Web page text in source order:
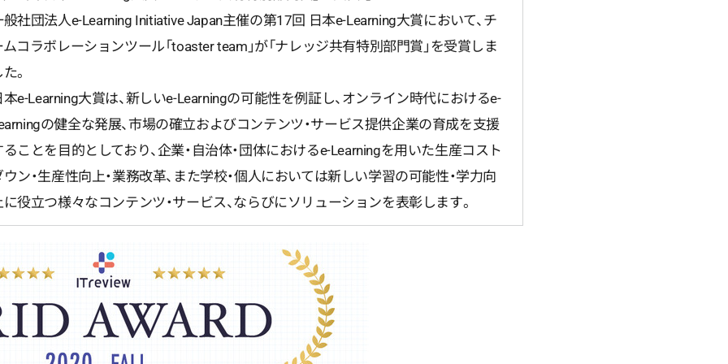
般社団法人e-Learning Initiative Japan主催の第17回 日本e-Learning大賞において、チ
ムコラボレーションツール「toaster team」が「ナレッジ共有特別部門賞」を受賞しま
。
本e-Learning大賞は、新しいe-Learningの可能性を例証し、オンライン時代におけるe-
の健全な発展、市場の確立およびコンテンツ・サービス提供企業の育成を支援
ることを目的としており、企業・自治体・団体におけるe-Learningを用いた生産コスト
ウン・生産性向上・業務改革、また学校・個人においては新しい学習の可能性・学力向
に役立つ様々なコンテンツ・サービス、ならびにソリューションを表彰します。